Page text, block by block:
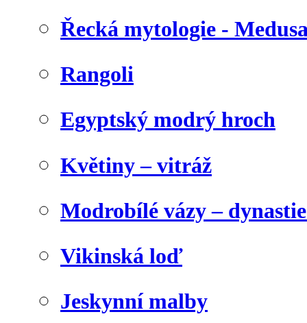
Řecká mytologie -
Rangoli
Egyptský modrý hroch
Květiny – vitráž
Modrobílé vázy –
Vikinská loď
Jeskynní malby